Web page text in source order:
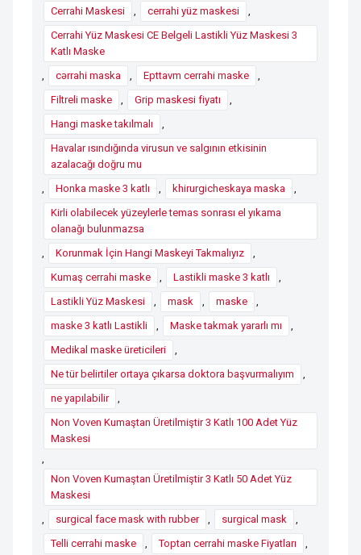
Cerrahi Maskesi
cerrahi yüz maskesi
Cerrahi Yüz Maskesi CE Belgeli Lastikli Yüz Maskesi 3
Katlı Maske
cərrahi maska Epttavm cerrahi maske
Filtreli maske
Grip maskesi fiyatı
Hangi maske takılmalı
Havalar ısındığında virusun ve salgının etkisinin
azalacağı doğru mu
Honka maske 3 katlı khirurgicheskaya maska
Kirli olabilecek yüzeylerle temas sonrası el yıkama
olanağı bulunmazsa
Korunmak İçin Hangi Maskeyi Takmalıyız
Kumaş cerrahi maske
Lastikli maske 3 katlı
Lastikli Yüz Maskesi
mask maske
maske 3 katlı Lastikli
Maske takmak yararlı mı
Medikal maske üreticileri
Ne tür belirtiler ortaya çıkarsa doktora başvurmalıyım
ne yapılabilir
Non Voven Kumaştan Üretilmiştir 3 Katlı 100 Adet Yüz
Maskesi
Non Voven Kumaştan Üretilmiştir 3 Katlı 50 Adet Yüz
Maskesi
surgical face mask with rubber surgical mask
Telli cerrahi maske
Toptan cerrahi maske Fiyatları